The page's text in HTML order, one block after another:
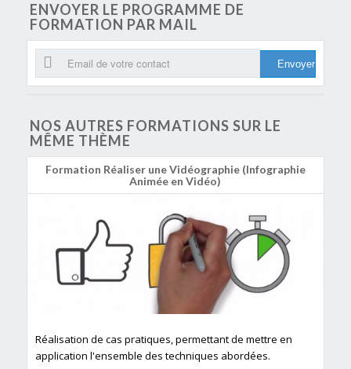
ENVOYER LE PROGRAMME DE
FORMATION PAR MAIL
NOS AUTRES FORMATIONS SUR LE
MÊME THÈME
Formation Réaliser une Vidéographie (Infographie
Animée en Vidéo)
Réalisation de cas pratiques, permettant de mettre en
application l'ensemble des techniques abordées.